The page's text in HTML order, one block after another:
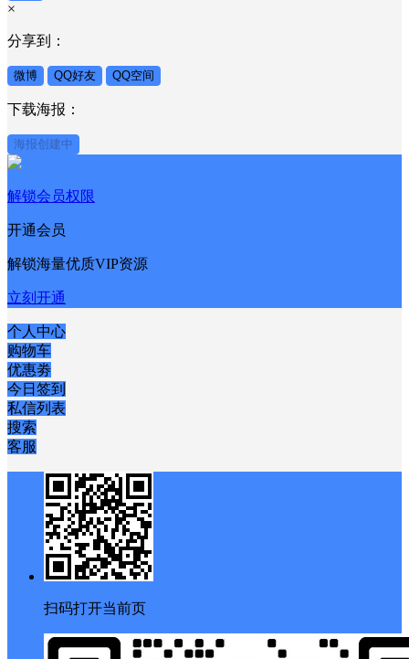
×
分享到：
微博 QQ好友 QQ空间
下载海报：
海报创建中
解锁会员权限
开通会员
解锁海量优质VIP资源
立刻开通
个人中心
购物车
优惠劵
今日签到
私信列表
搜索
客服
扫码打开当前页